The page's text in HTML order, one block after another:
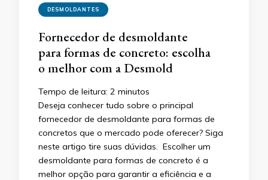
DESMOLDANTES
Fornecedor de desmoldante
para formas de concreto: escolha
o melhor com a Desmold
Tempo de leitura: 2 minutos
Deseja conhecer tudo sobre o principal
fornecedor de desmoldante para formas de
concretos que o mercado pode oferecer? Siga
neste artigo tire suas dúvidas. Escolher um
desmoldante para formas de concreto é a
melhor opção para garantir a eficiência e a